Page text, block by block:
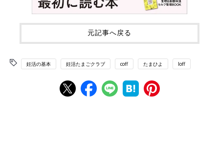
元記事へ戻る
妊活の基本 妊活たまごクラブ coff たまひよ loff